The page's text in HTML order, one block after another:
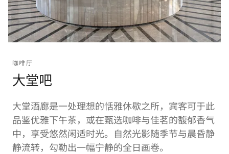
咖啡厅
大堂吧
大堂酒廊是一处理想的恬雅休歇之所，宾客可于此
品鉴优雅下午茶，或在甄选咖啡与佳茗的馥郁香气
中，享受悠然闲适时光。自然光影随季节与晨昏静
静流转，勾勒出一幅宁静的全日画卷。